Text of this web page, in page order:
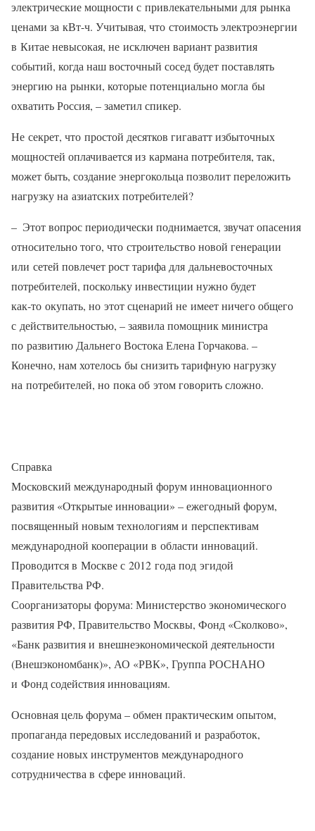
электрические мощности с привлекательными для рынка
ценами за кВт-ч. Учитывая, что стоимость электроэнергии
в Китае невысокая, не исключен вариант развития
событий, когда наш восточный сосед будет поставлять
энергию на рынки, которые потенциально могла бы
охватить Россия, – заметил спикер.
Не секрет, что простой десятков гигаватт избыточных
мощностей оплачивается из кармана потребителя, так,
может быть, создание энергокольца позволит переложить
нагрузку на азиатских потребителей?
– Этот вопрос периодически поднимается, звучат опасения
относительно того, что строительство новой генерации
или сетей повлечет рост тарифа для дальневосточных
потребителей, поскольку инвестиции нужно будет
как‑то окупать, но этот сценарий не имеет ничего общего
с действительностью, – заявила помощник министра
по развитию Дальнего Востока Елена Горчакова. –
Конечно, нам хотелось бы снизить тарифную нагрузку
на потребителей, но пока об этом говорить сложно.
Справка
Московский международный форум инновационного
развития «Открытые инновации» – ежегодный форум,
посвященный новым технологиям и перспективам
международной кооперации в области инноваций.
Проводится в Москве с 2012 года под эгидой
Правительства РФ.
Соорганизаторы форума: Министерство экономического
развития РФ, Правительство Москвы, Фонд «Сколково»,
«Банк развития и внешнеэкономической деятельности
(Внешэкономбанк)», АО «РВК», Группа РОСНАНО
и Фонд содействия инновациям.
Основная цель форума – обмен практическим опытом,
пропаганда передовых исследований и разработок,
создание новых инструментов международного
сотрудничества в сфере инноваций.